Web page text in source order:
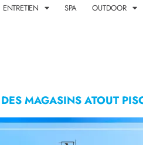
ENTRETIEN SPA OUTDOOR
MAGASINS ATOUT